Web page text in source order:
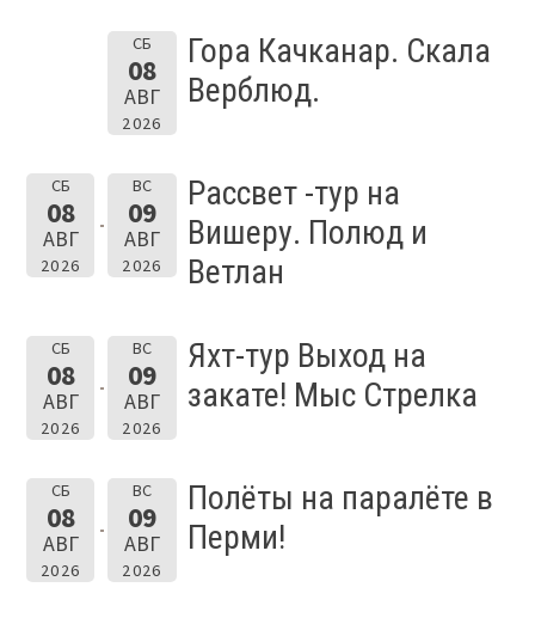
СБ
08
АВГ
2026
Гора Качканар. Скала
Верблюд.
СБ
08
АВГ
2026
ВС
09
АВГ
2026
Рассвет -тур на
Вишеру. Полюд и
Ветлан
СБ
08
АВГ
2026
ВС
09
АВГ
2026
Яхт-тур Выход на
закате! Мыс Стрелка
СБ
08
АВГ
2026
ВС
09
АВГ
2026
Полёты на паралёте в
Перми!